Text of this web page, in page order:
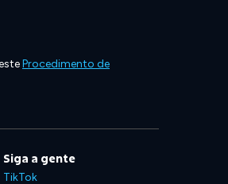
Procedimento de
Siga a gente
TikTok